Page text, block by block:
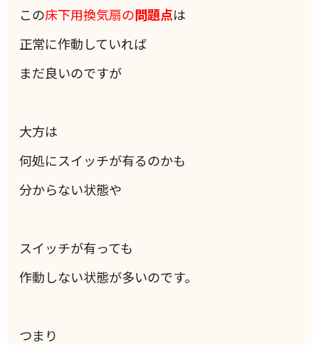
この床下用換気扇の問題点は
正常に作動していれば
まだ良いのですが
大方は
何処にスイッチが有るのかも
分からない状態や
スイッチが有っても
作動しない状態が多いのです。
つまり